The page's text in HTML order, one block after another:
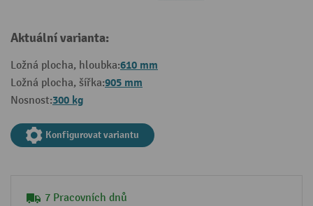
Aktuální varianta:
Ložná plocha, hloubka:610 mm
Ložná plocha, šířka:905 mm
Nosnost:300 kg
Konfigurovat variantu
7 Pracovních dnů